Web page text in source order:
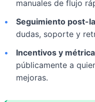
manuales de flujo
•
Seguimiento post-
dudas, soporte y
•
Incentivos y
públicamente a
mejoras.